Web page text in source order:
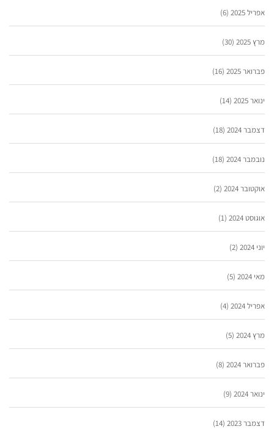
אפריל 2025 (6)
מרץ 2025 (30)
פברואר 2025 (16)
ינואר 2025 (14)
דצמבר 2024 (18)
נובמבר 2024 (18)
אוקטובר 2024 (2)
אוגוסט 2024 (1)
יוני 2024 (2)
מאי 2024 (5)
אפריל 2024 (4)
מרץ 2024 (5)
פברואר 2024 (8)
ינואר 2024 (9)
דצמבר 2023 (14)